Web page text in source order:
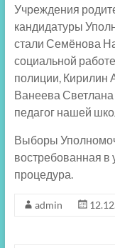
Учреждения
кандидатуры
стали Семёнова
социальной
полиции, Кирилин
Ванеева
педагог нашей
Выборы
востребованная в
процедура.
admin